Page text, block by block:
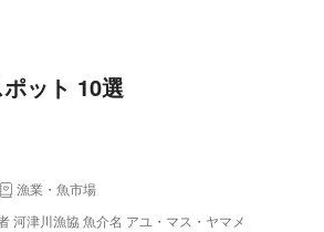
ット 10選
漁業・魚市場
河津川漁協 魚介名 アユ・マス・ヤマメ